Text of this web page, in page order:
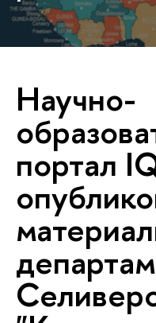
Научно-
портал